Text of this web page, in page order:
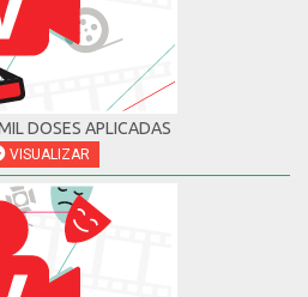
DOSES APLICADAS
VISUALIZAR